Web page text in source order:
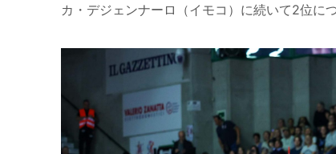
カ・デジェンナーロ（イモコ）に続いて2位に